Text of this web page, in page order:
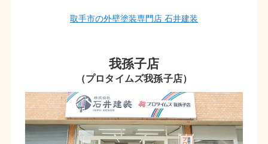
取手市の外壁塗装専門店 石井建装
我孫子店
（プロタイムズ我孫子店）